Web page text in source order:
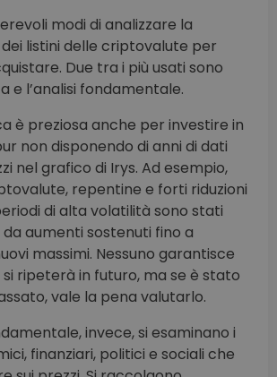
modi di analizzare la
listini delle criptovalute per
Due tra i più usati sono
e l’analisi fondamentale.
è preziosa anche per investire in
non disponendo di anni di dati
nel grafico di Irys. Ad esempio,
repentine e forti riduzioni
di alta volatilità sono stati
aumenti sostenuti fino a
massimi. Nessuno garantisce
ripeterà in futuro, ma se è stato
vale la pena valutarlo.
invece, si esaminano i
finanziari, politici e sociali che